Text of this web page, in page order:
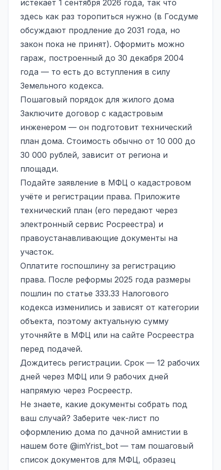
истекает 1 сентября 2026 года, так что
здесь как раз торопиться нужно (в Госдуме
обсуждают продление до 2031 года, но
закон пока не принят). Оформить можно
гараж, построенный до 30 декабря 2004
года — то есть до вступления в силу
Земельного кодекса.
Пошаговый порядок для жилого дома
Заключите договор с кадастровым
инженером — он подготовит технический
план дома. Стоимость обычно от 10 000 до
30 000 рублей, зависит от региона и
площади.
Подайте заявление в МФЦ о кадастровом
учёте и регистрации права. Приложите
технический план (его передают через
электронный сервис Росреестра) и
правоустанавливающие документы на
участок.
Оплатите госпошлину за регистрацию
права. После реформы 2025 года размеры
пошлин по статье 333.33 Налогового
кодекса изменились и зависят от категории
объекта, поэтому актуальную сумму
уточняйте в МФЦ или на сайте Росреестра
перед подачей.
Дождитесь регистрации. Срок — 12 рабочих
дней через МФЦ или 9 рабочих дней
напрямую через Росреестр.
Не знаете, какие документы собрать под
ваш случай? Заберите чек-лист по
оформлению дома по дачной амнистии в
нашем боте @imYrist_bot — там пошаговый
список документов для МФЦ, образец